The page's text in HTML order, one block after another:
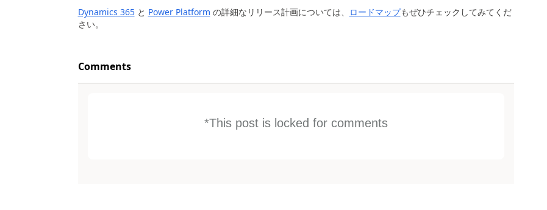
Dynamics 365と Power Platform の詳細なリリース計画については、 ロードマップもぜひチェックしてみてくだ
さい。
Comments
*This post is locked for comments